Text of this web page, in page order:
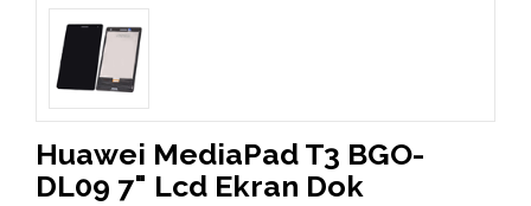
Huawei MediaPad T3 BGO-
DL09 7" Lcd Ekran Dok